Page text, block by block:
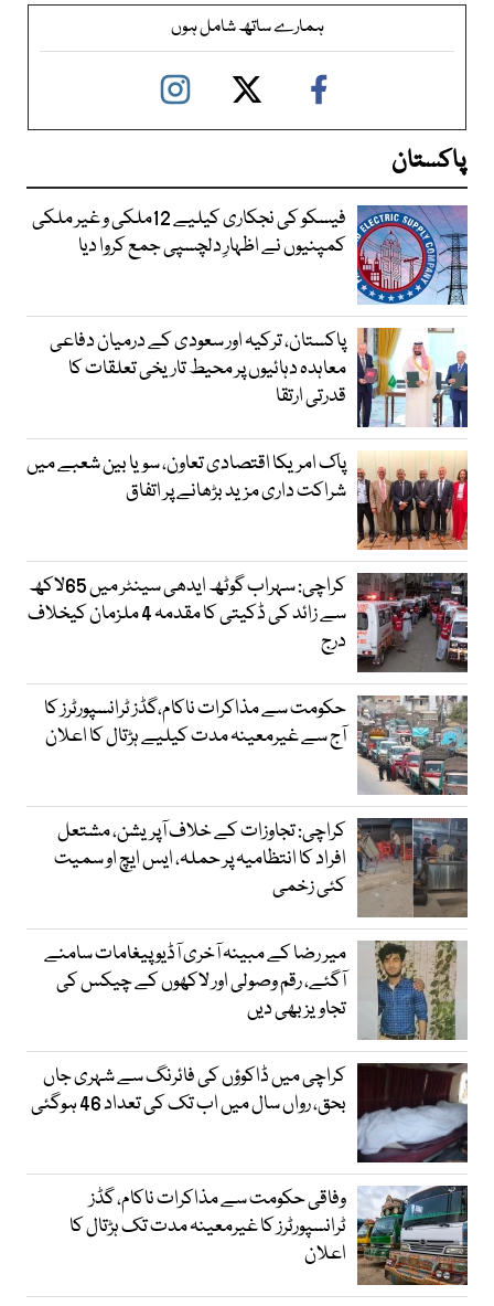
ہمارے ساتھ شامل ہوں
پاکستان
فیسکو کی نجکاری کیلیے 12ملکی و غیر ملکی
کمپنیوں نے اظہارِ دلچسپی جمع کروا دیا
پاکستان، ترکیہ اور سعودی کے درمیان دفاعی
معاہدہ دہائیوں پر محیط تاریخی تعلقات کا
قدرتی ارتقا
پاک امریکا اقتصادی تعاون، سویا بین شعبے میں
شراکت داری مزید بڑھانے پر اتفاق
کراچی: سہراب گوٹھ ایدھی سینٹر میں 65لاکھ
سے زائد کی ڈکیتی کا مقدمہ 4 ملزمان کیخلاف
درج
حکومت سے مذاکرات ناکام،گڈز ٹرانسپورٹرز کا
آج سے غیرمعینہ مدت کیلیے ہڑتال کا اعلان
کراچی: تجاوزات کے خلاف آپریشن، مشتعل
افراد کا انتظامیہ پر حملہ، ایس ایچ او سمیت
کئی زخمی
میر رضا کے مبینہ آخری آڈیو پیغامات سامنے
آگئے، رقم وصولی اور لاکھوں کے چیکس کی
تجاویز بھی دیں
کراچی میں ڈاکوؤں کی فائرنگ سے شہری جاں
بحق، رواں سال میں اب تک کی تعداد 46 ہوگئی
وفاقی حکومت سے مذاکرات ناکام، گڈز
ٹرانسپورٹرز کا غیرمعینہ مدت تک ہڑتال کا
اعلان